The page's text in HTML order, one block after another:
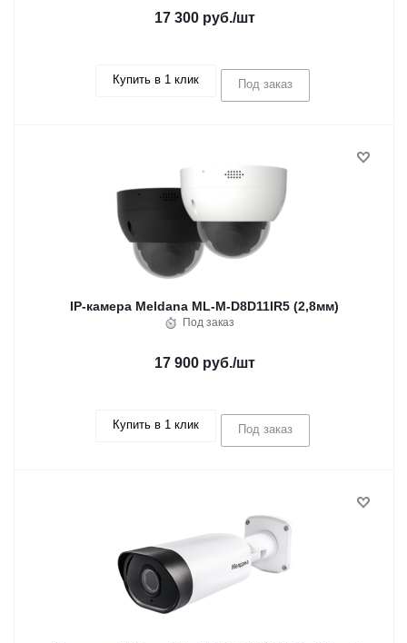
17 300 руб./шт
Купить в 1 клик Под заказ
IP-камера Meldana ML-M-D8D11IR5 (2,8мм)
Под заказ
17 900 руб./шт
Купить в 1 клик Под заказ